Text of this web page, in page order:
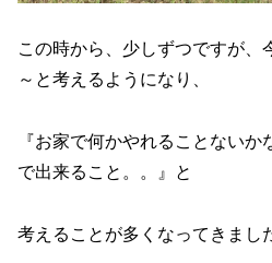
この時から、少しずつですが、
～と考えるようになり、
『お家で何かやれることない
で出来ること。。』と
考えることが多くなってきまし